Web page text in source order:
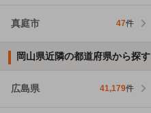
真庭市 47件
岡山県近隣の都道府県から探す
広島県 41,179件